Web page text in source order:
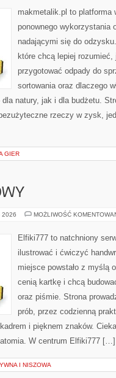
makmetalik.pl to platforma
ponownego wykorzystania
nadającymi się do
które chcą lepiej rozumieć,
przygotować odpady do
sortowania oraz dlaczego
natury, jak i dla budżetu.
rzeczy w zysk,
GIER
2026 MOŻLIWOŚĆ
Elfiki777 to natchniony
ilustrować i ćwiczyć
miejsce powstało z myślą
cenią kartkę i chcą
oraz piśmie. Strona
prób, przez codzienną
i pięknem znaków.
W centrum Elfiki777 […]
I NISZOWA